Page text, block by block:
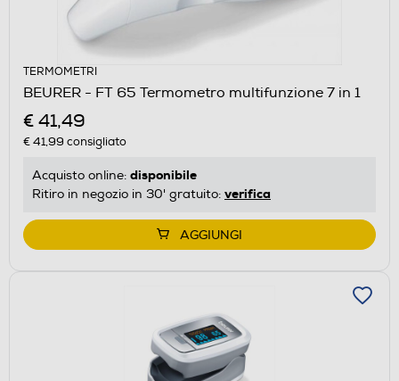
TERMOMETRI
BEURER - FT 65 Termometro multifunzione 7 in 1
€ 41,49
€ 41,99 consigliato
Acquisto online: disponibile
Ritiro in negozio in 30' gratuito: verifica
AGGIUNGI